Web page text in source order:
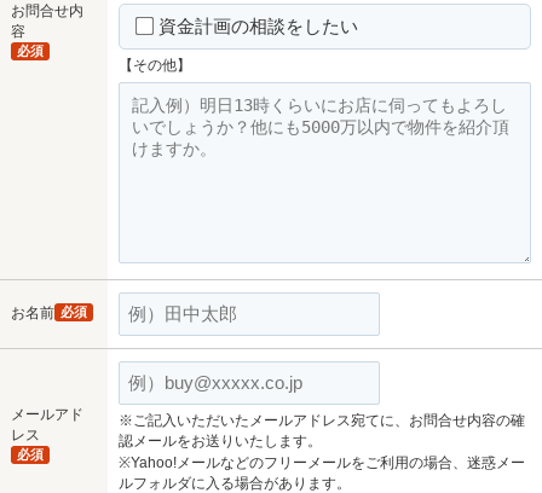
お問合せ内
容
必須
資金計画の相談をしたい
【その他】
お名前 必須
メールアド
レス
必須
※ご記入いただいたメールアドレス宛てに、お問合せ内容の確
認メールをお送りいたします。
※Yahoo!メールなどのフリーメールをご利用の場合、迷惑メー
ルフォルダに入る場合があります。